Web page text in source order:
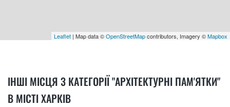
Leaflet | Map data ©OpenStreetMapcontributors, Imagery ©Mapbox
ІНШІ МІСЦЯ З КАТЕГОРІЇ "АРХІТЕКТУРНІ ПАМ'ЯТКИ"
В МІСТІ ХАРКІВ